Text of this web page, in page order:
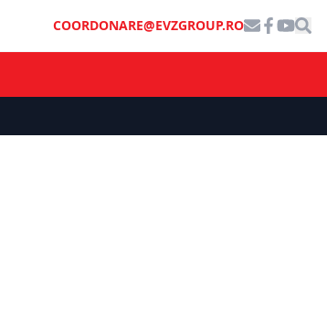
COORDONARE@EVZGROUP.RO